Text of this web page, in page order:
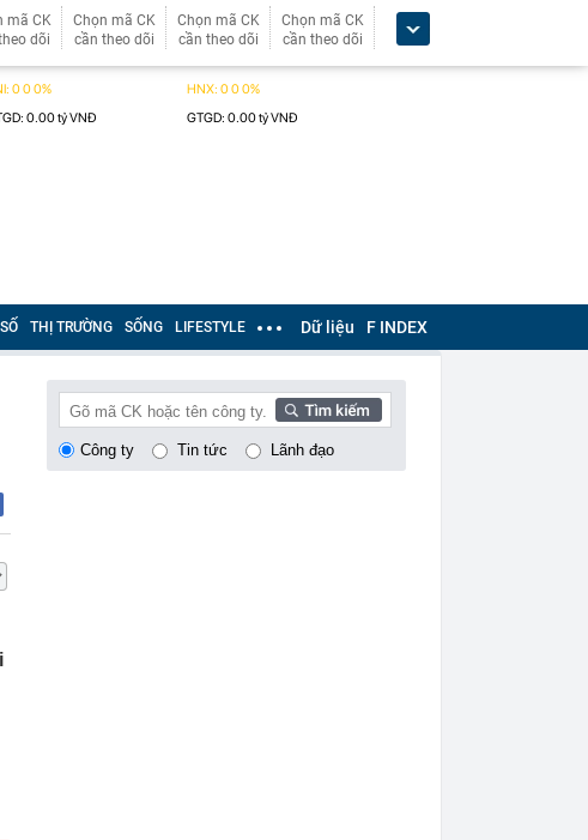
mã CK
dõi
Chọn mã CK
cần theo dõi
Chọn mã CK
cần theo dõi
Chọn mã CK
cần theo dõi
THỊ TRƯỜNG SỐNG LIFESTYLE Dữ liệu F INDEX
Công ty Tin tức Lãnh đạo